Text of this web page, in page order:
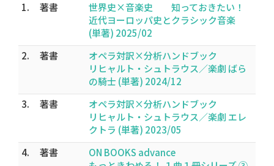
1.
著書
世界史×音楽史 知っておきたい！
近代ヨーロッパ史とクラシック音楽
(単著) 2025/02
2.
著書
オペラ対訳×分析ハンドブック
リヒャルト・シュトラウス／楽劇 ばら
の騎士 (単著) 2024/12
3.
著書
オペラ対訳×分析ハンドブック
リヒャルト・シュトラウス／楽劇 エレ
クトラ (単著) 2023/05
4.
著書
ON BOOKS advance